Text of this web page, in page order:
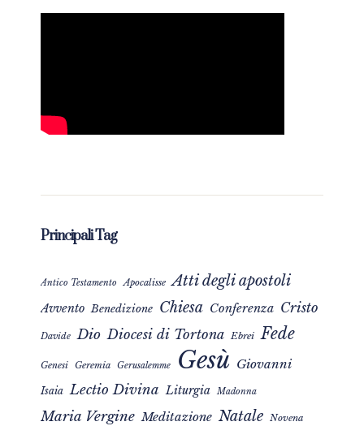
Principali Tag
Antico Testamento Apocalisse Atti degli apostoli
Avvento Benedizione Chiesa Conferenza Cristo
Davide Dio Diocesi di Tortona Ebrei Fede
Genesi Geremia Gerusalemme Gesù Giovanni
Isaia Lectio Divina Liturgia Madonna
Maria Vergine Meditazione Natale Novena